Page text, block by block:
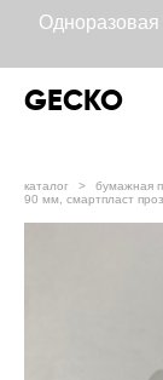
GECKO
каталог > бумажная
90 мм, смартпласт